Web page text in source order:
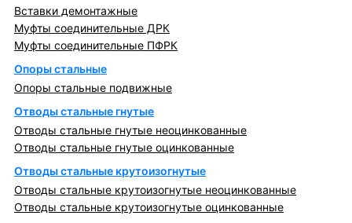
Вставки демонтажные
Муфты соединительные ДРК
Муфты соединительные ПФРК
Опоры стальные
Опоры стальные подвижные
Отводы стальные гнутые
Отводы стальные гнутые неоцинкованные
Отводы стальные гнутые оцинкованные
Отводы стальные крутоизогнутые
Отводы стальные крутоизогнутые неоцинкованные
Отводы стальные крутоизогнутые оцинкованные